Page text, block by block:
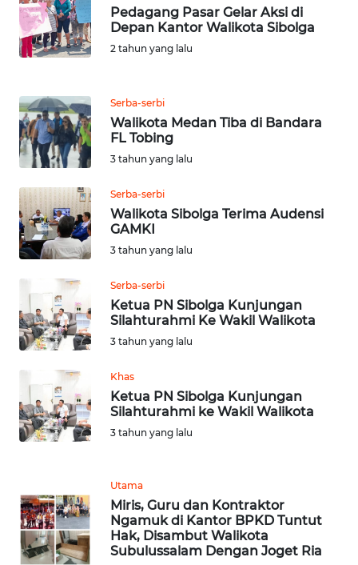
Pedagang Pasar Gelar Aksi di
Depan Kantor Walikota Sibolga
2 tahun yang lalu
Serba-serbi
Walikota Medan Tiba di Bandara
FL Tobing
3 tahun yang lalu
Serba-serbi
Walikota Sibolga Terima Audensi
GAMKI
3 tahun yang lalu
Serba-serbi
Ketua PN Sibolga Kunjungan
Silahturahmi Ke Wakil Walikota
3 tahun yang lalu
Khas
Ketua PN Sibolga Kunjungan
Silahturahmi ke Wakil Walikota
3 tahun yang lalu
Utama
Miris, Guru dan Kontraktor
Ngamuk di Kantor BPKD Tuntut
Hak, Disambut Walikota
Subulussalam Dengan Joget Ria
WN
SUMSEL
BENGKULU
WN
LAMPUNG
WN
JATENG
WN
NUSANTARA
WN
JOGJA
JATIM
WN
WN
KALBAR
WN